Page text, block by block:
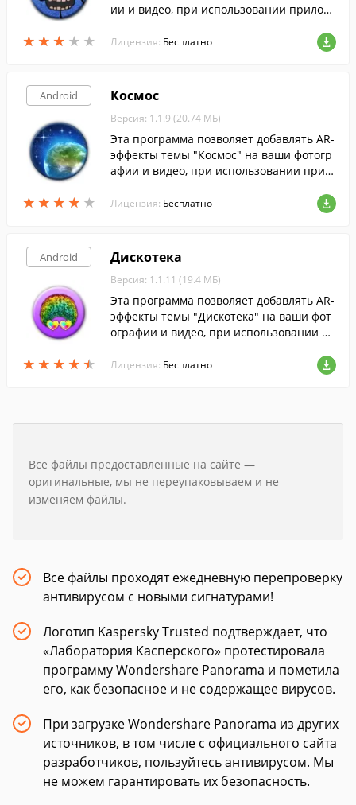
★ ★ ★ ★ ★
★ ★ ★ ★ ★
ии и видео, при использовании прилож
Лицензия: Бесплатно
Android
★ ★ ★ ★ ★
★ ★ ★ ★ ★
Космос
Версия: 1.1.9 (20.74 МБ)
Эта программа позволяет добавлять AR-
эффекты темы "Космос" на ваши фотогр
афии и видео, при использовании прил
ia.
Лицензия: Бесплатно
Android
★ ★ ★ ★ ★
★ ★ ★ ★ ★
Дискотека
Версия: 1.1.11 (19.4 МБ)
Эта программа позволяет добавлять AR-
эффекты темы "Дискотека" на ваши фот
ографии и видео, при использовании пр
peria.
Лицензия: Бесплатно
Все файлы предоставленные на сайте —
оригинальные, мы не переупаковываем и не
изменяем файлы.
Все файлы проходят ежедневную перепроверку
антивирусом с новыми сигнатурами!
Логотип Kaspersky Trusted подтверждает, что
«Лаборатория Касперского» протестировала
программу Wondershare Panorama и пометила
его, как безопасное и не содержащее вирусов.
При загрузке Wondershare Panorama из других
источников, в том числе с официального сайта
разработчиков, пользуйтесь антивирусом. Мы
не можем гарантировать их безопасность.